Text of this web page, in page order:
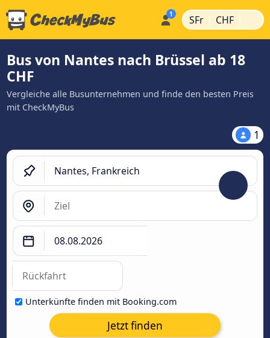
SFr | CHF |
Bus von Nantes nach Brüssel ab 18
CHF
Vergleiche alle Busunternehmen und finde den besten Preis
mit CheckMyBus
1
Unterkünfte finden mit Booking.com
Jetzt finden